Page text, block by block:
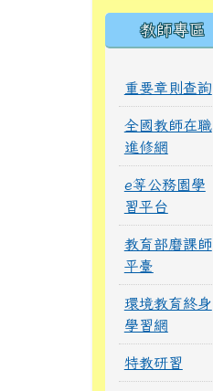
教師專區
重要章則查詢
全國教師在職
進修網
e等公務園學
習平台
教育部磨課師
平臺
環境教育終身
學習網
特教研習